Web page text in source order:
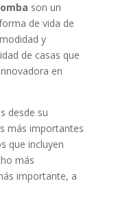
son un
de vida de
y
de casas que
en
desde su
más importantes
que incluyen
más
importante, a